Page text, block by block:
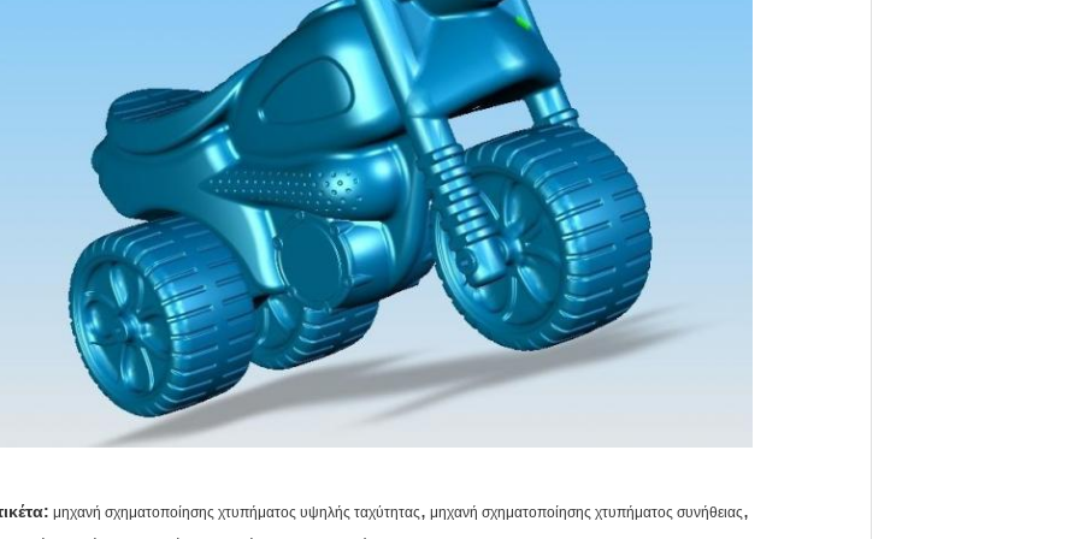
μηχανή σχηματοποίησης χτυπήματος υψηλής ταχύτητας, μηχανή σχηματοποίησης χτυπήματος συνήθειας,